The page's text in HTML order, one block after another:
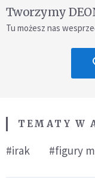
Tworzymy
Tu możesz nas
TEMATY W
#irak #figury